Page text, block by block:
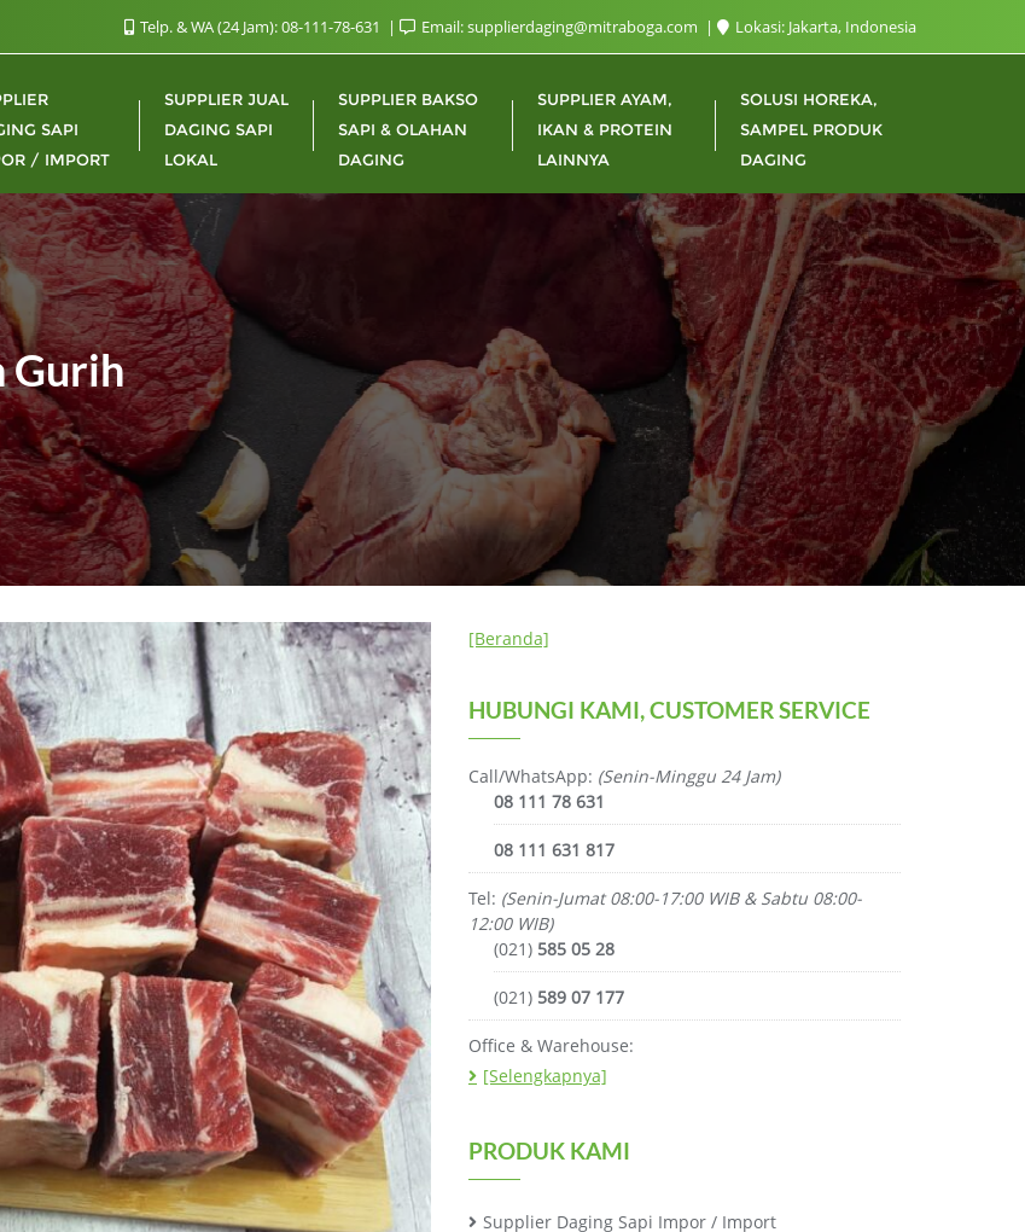
Telp. & WA (24 Jam): 08-111-78-631 Email: supplierdaging@mitraboga.com Lokasi: Jakarta, Indonesia
SAPI
/ IMPORT
SUPPLIER JUAL
DAGING SAPI
LOKAL
SUPPLIER BAKSO
SAPI & OLAHAN
DAGING
SUPPLIER AYAM,
IKAN & PROTEIN
LAINNYA
SOLUSI HOREKA,
SAMPEL PRODUK
DAGING
Gurih
[Beranda]
HUBUNGI KAMI, CUSTOMER SERVICE
Call/WhatsApp: (Senin-Minggu 24 Jam)
08 111 78 631
08 111 631 817
Tel: (Senin-Jumat 08:00-17:00 WIB & Sabtu 08:00-
12:00 WIB)
(021) 585 05 28
(021) 589 07 177
Office & Warehouse:
[Selengkapnya]
PRODUK KAMI
Supplier Daging Sapi Impor / Import